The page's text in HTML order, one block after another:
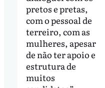
pretos e pretas,
com o pessoal de
terreiro, com as
mulheres, apesar
de não ter apoio e
estrutura de
muitos